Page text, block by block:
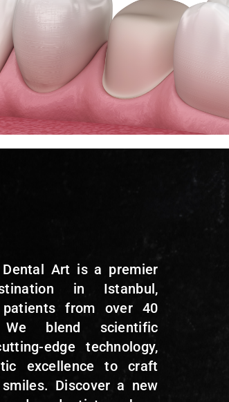
Art is a premier
in Istanbul,
from over 40
We blend scientific
edge technology,
excellence to craft
Discover a new